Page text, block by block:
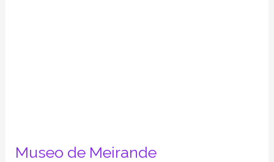
Museo de Meirande